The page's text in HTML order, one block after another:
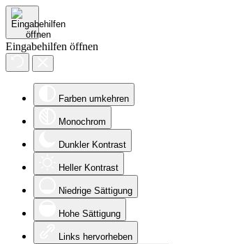
Eingabehilfen öffnen
Farben umkehren
Monochrom
Dunkler Kontrast
Heller Kontrast
Niedrige Sättigung
Hohe Sättigung
Links hervorheben